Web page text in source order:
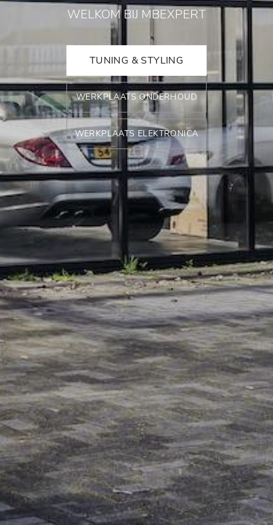
WELKOM BIJ MBEXPERT
TUNING & STYLING
WERKPLAATS ONDERHOUD
WERKPLAATS ELEKTRONICA